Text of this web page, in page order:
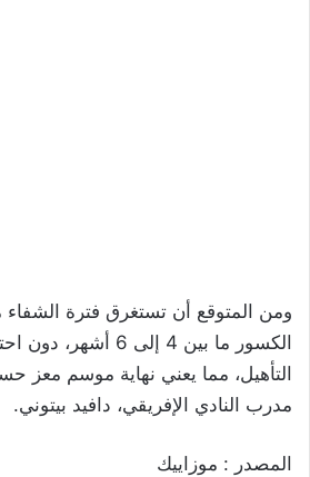
ومن المتوقع أن تستغرق فترة
الكسور ما بين 4 إلى 6
التأهيل، مما يعني نهاية موسم معز
مدرب النادي الإفريقي، دافيد بيتوني.
المصدر : موزاييك